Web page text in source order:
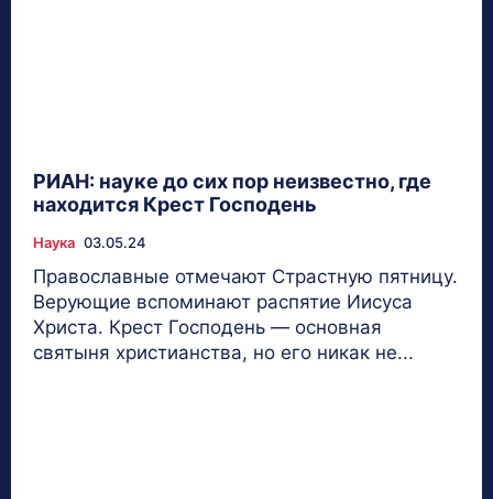
РИАН: науке до сих пор неизвестно, где
находится Крест Господень
Наука 03.05.24
Православные отмечают Страстную пятницу.
Верующие вспоминают распятие Иисуса
Христа. Крест Господень — основная
святыня христианства, но его никак не...